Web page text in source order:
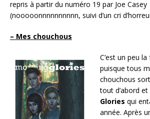
repris à partir du numéro 19 par Joe Casey
(nooooonnnnnnnnnn, suivi d’un cri
– Mes chouchous
C’est un peu
puisque tous
chouchous
tout d’abord
Glories qui
année. Après